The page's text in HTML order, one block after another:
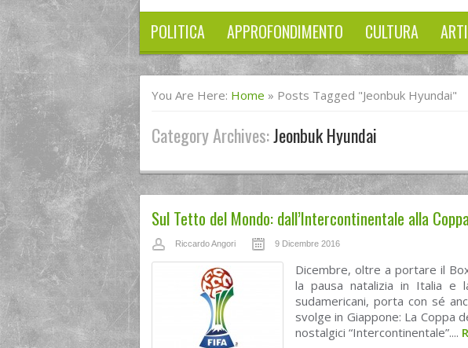
POLITICA APPROFONDIMENTO CULTURA ARTI
You Are Here: Home » Posts Tagged "Jeonbuk Hyundai"
Category Archives:Jeonbuk Hyundai
Sul Tetto del Mondo: dall’Intercontinentale alla
Riccardo Angori 9 Dicembre 2016
Dicembre, oltre a portare il
la pausa natalizia in Italia e
sudamericani, porta con sé
svolge in Giappone: La Coppa
nostalgici “Intercontinentale”....